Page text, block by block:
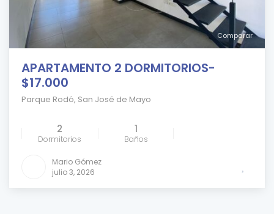
Comparar
APARTAMENTO 2 DORMITORIOS-
$17.000
Parque Rodó, San José de Mayo
2
Dormitorios
1
Baños
Mario Gómez
julio 3, 2026